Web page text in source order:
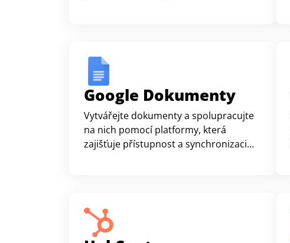
Google Dokumenty
Vytvářejte dokumenty a spolupracujte
na nich pomocí platformy, která
zajišťuje přístupnost a synchronizaci